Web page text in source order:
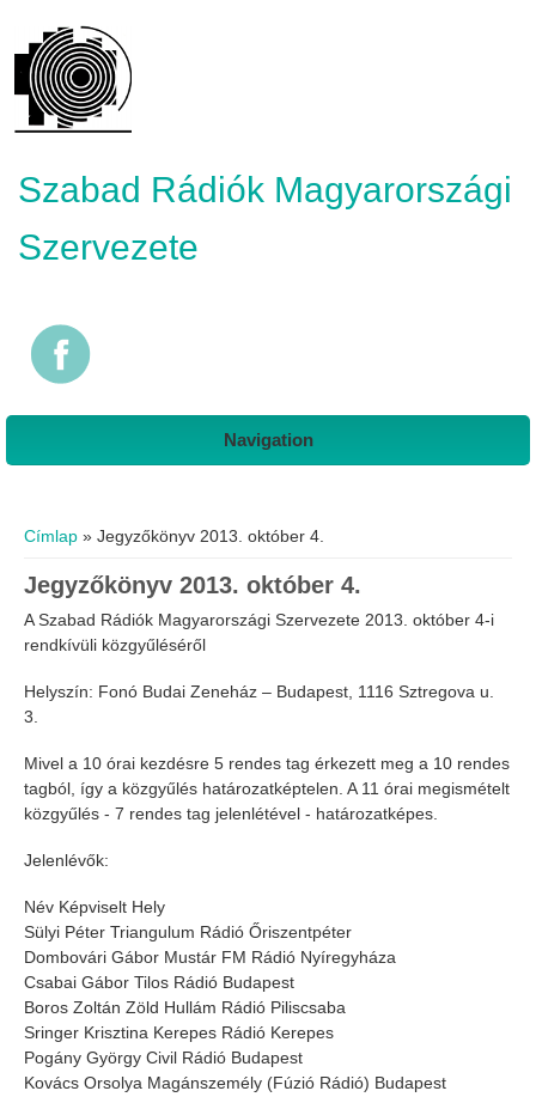
Szabad Rádiók Magyarországi
Szervezete
Navigation
Címlap » Jegyzőkönyv 2013. október 4.
Jegyzőkönyv 2013. október 4.
A Szabad Rádiók Magyarországi Szervezete 2013. október 4-i
rendkívüli közgyűléséről
Helyszín: Fonó Budai Zeneház – Budapest, 1116 Sztregova u.
3.
Mivel a 10 órai kezdésre 5 rendes tag érkezett meg a 10 rendes
tagból, így a közgyűlés határozatképtelen. A 11 órai megismételt
közgyűlés - 7 rendes tag jelenlétével - határozatképes.
Jelenlévők:
Név Képviselt Hely
Sülyi Péter Triangulum Rádió Őriszentpéter
Dombovári Gábor Mustár FM Rádió Nyíregyháza
Csabai Gábor Tilos Rádió Budapest
Boros Zoltán Zöld Hullám Rádió Piliscsaba
Sringer Krisztina Kerepes Rádió Kerepes
Pogány György Civil Rádió Budapest
Kovács Orsolya Magánszemély (Fúzió Rádió) Budapest